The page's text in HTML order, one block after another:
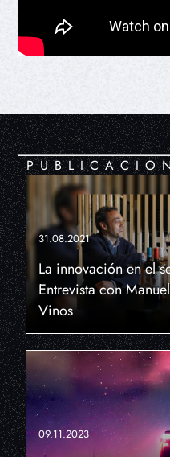
31.08.2021
La innovación en el
Entrevista con
Vinos
09.11.2023